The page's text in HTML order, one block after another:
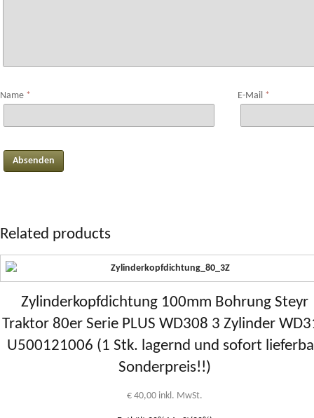
Name * E-Mail *
Related products
Zylinderkopfdichtung 100mm Bohrung Steyr
Traktor 80er Serie PLUS WD308 3 Zylinder
U500121006 (1 Stk. lagernd und sofort
Sonderpreis!!)
€ 40,00 inkl. MwSt.